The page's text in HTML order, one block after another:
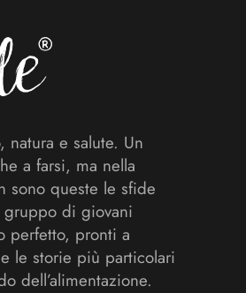
natura e salute. Un
a farsi, ma nella
sono queste le sfide
gruppo di giovani
perfetto, pronti a
le storie più particolari
dell’alimentazione.